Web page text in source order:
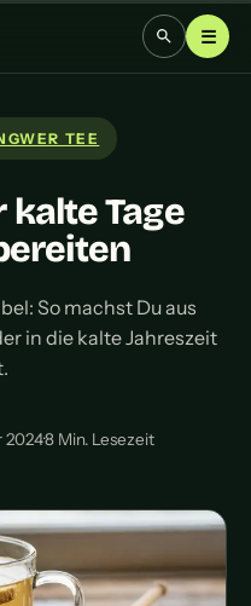
☰
TEE
Tage
So machst Du aus
in die kalte Jahreszeit
2024·8 Min. Lesezeit